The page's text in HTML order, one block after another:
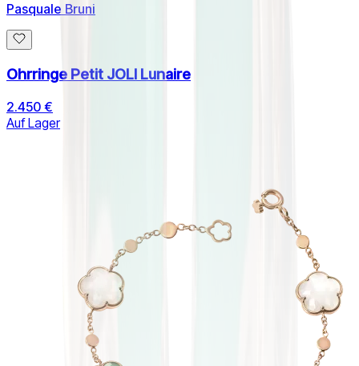
Pasquale Bruni
Ohrringe Petit JOLI Lunaire
2.450 €
Auf Lager